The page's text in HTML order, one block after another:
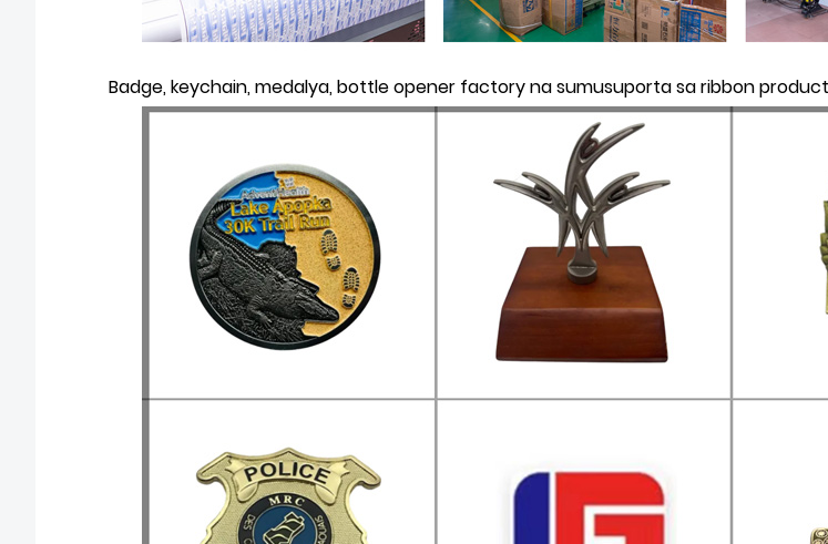
Badge, keychain, medalya, bottle opener factory na sumusuporta sa ribbon